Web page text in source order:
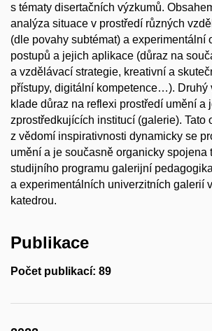
s tématy disertačních výzkumů.
analýza situace v prostředí různých
(dle povahy subtémat) a experimentální
postupů a jejich aplikace (důraz na
a vzdělávací strategie, kreativní a
přístupy, digitální kompetence…). Druhý
klade důraz na reflexi prostředí umění a
zprostředkujících institucí (galerie). Tato
z vědomí inspirativnosti dynamicky se
umění a je současně organicky spojena
studijního programu galerijní pedagogika
a experimentálních univerzitních galerií
katedrou.
Publikace
Počet publikací: 89